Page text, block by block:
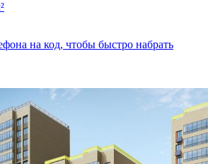
на код, чтобы быстро набрать